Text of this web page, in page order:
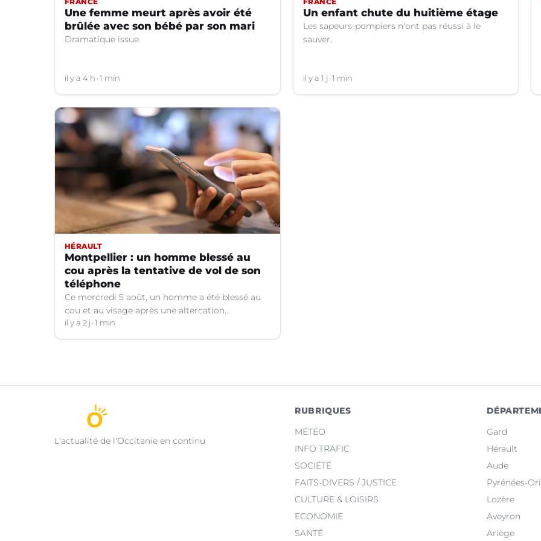
Une femme meurt après avoir été
brûlée avec son bébé par son mari
Dramatique issue.
il y a 4 h 1 min
Un enfant chute du huitième étage
Les sapeurs-pompiers n'ont pas réussi à le
sauver.
il y a 1 j 1 min
HÉRAULT
Montpellier : un homme blessé au
cou après la tentative de vol de son
téléphone
Ce mercredi 5 août, un homme a été blessé au
cou et au visage après une altercation
concernant un téléphone portable à Montpellier
(Hérault).
il y a 2 j 1 min
L'actualité de l'Occitanie en continu
RUBRIQUES
MÉTÉO
INFO TRAFIC
SOCIÉTÉ
FAITS-DIVERS / JUSTICE
CULTURE & LOISIRS
ECONOMIE
SANTÉ
Gard
Hérault
Aude
Pyrénées-
Lozère
Aveyron
Ariège